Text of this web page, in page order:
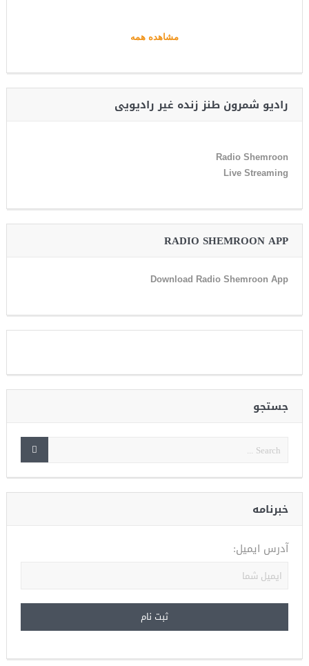
مشاهده همه
رادیو شمرون طنز زنده غیر رادیویی
Radio Shemroon
Live Streaming
RADIO SHEMROON APP
Download Radio Shemroon App
جستجو
خبرنامه
آدرس ایمیل: